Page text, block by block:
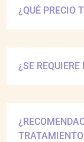
¿QUÉ PRECIO
¿SE